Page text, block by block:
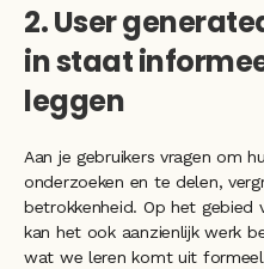
2. User
in staat
leggen
Aan je gebruikers vragen om
onderzoeken en te delen,
betrokkenheid. Op het gebied
kan het ook aanzienlijk werk
wat we leren komt uit